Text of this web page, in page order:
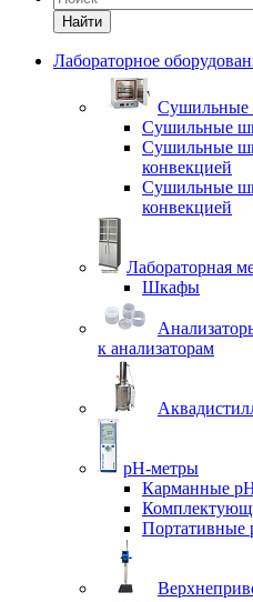
Найти
Лабораторное
Сушильные
Сушильные
конвекцией
Сушильные
конвекцией
Лабораторная
Шкафы
к анализаторам
pH-метры
Карманные
Портативные